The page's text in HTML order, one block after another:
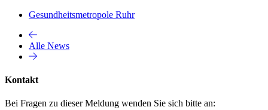
Gesundheitsmetropole Ruhr
Alle News
Kontakt
Bei Fragen zu dieser Meldung wenden Sie sich bitte an: